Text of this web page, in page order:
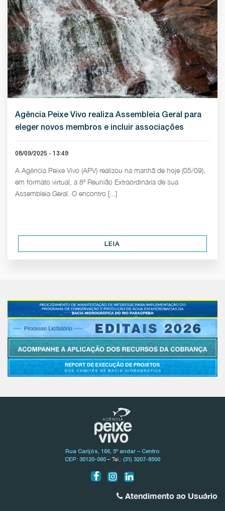
Agência Peixe Vivo realiza Assembleia Geral para
eleger novos membros e incluir associações
08/09/2025 - 13:49
A Agência Peixe Vivo (APV) realizou na manhã de hoje (05/09),
em formato virtual, a 8ª Reunião Extraordinária de sua
Assembleia Geral. O encontro [...]
LEIA
Rua Carijós, 166, 5º andar – Centro
CEP: 30120-060 – Tel.: (31) 3207-8500
Atendimento ao Usuário